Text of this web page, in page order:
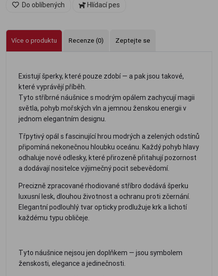
Do oblíbených Hlídací pes
Více o produktu Recenze (0) Zeptejte se
Existují šperky, které pouze zdobí — a pak jsou takové,
které vyprávějí příběh.
Tyto stříbrné náušnice s modrým opálem zachycují magii
světla, pohyb mořských vln a jemnou ženskou energii v
jednom elegantním designu.
Třpytivý opál s fascinující hrou modrých a zelených odstínů
připomíná nekonečnou hloubku oceánu. Každý pohyb hlavy
odhaluje nové odlesky, které přirozeně přitahují pozornost
a dodávají nositelce výjimečný pocit sebevědomí.
Precizně zpracované rhodiované stříbro dodává šperku
luxusní lesk, dlouhou životnost a ochranu proti zčernání.
Elegantní podlouhlý tvar opticky prodlužuje krk a lichotí
každému typu obličeje.
Tyto náušnice nejsou jen doplňkem — jsou symbolem
ženskosti, elegance a jedinečnosti.